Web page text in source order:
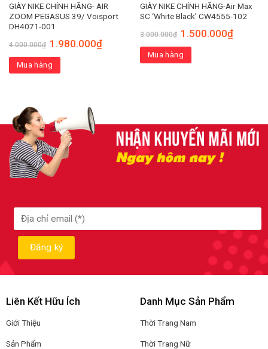
GIÀY NIKE CHÍNH HÃNG- AIR
ZOOM PEGASUS 39/ Voisport
DH4071-001
4.000.000₫ 1.980.000₫
Mua hàng
GIÀY NIKE CHÍNH HÃNG-Air Max
SC ‘White Black’ CW4555-102
3.000.000₫ 1.500.000₫
Mua hàng
Liên Kết Hữu Ích
Giới Thiệu
Sản Phẩm
Danh Mục Sản Phẩm
Thời Trang Nam
Thời Trang Nữ